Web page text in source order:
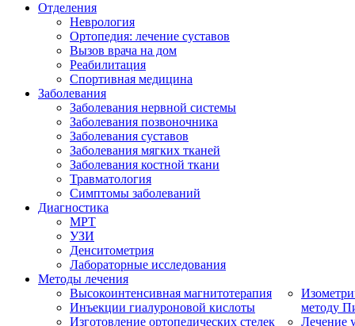
Отделения
Неврология
Ортопедия: лечение суставов
Вызов врача на дом
Реабилитация
Спортивная медицина
Заболевания
Заболевания нервной системы
Заболевания позвоночника
Заболевания суставов
Заболевания мягких тканей
Заболевания костной ткани
Травматология
Симптомы заболеваний
Диагностика
МРТ
УЗИ
Денситометрия
Лабораторные исследования
Методы лечения
Высокоинтенсивная магнитотерапия
Инъекции гиалуроновой кислоты
Изготовление ортопедических стелек
методу
Лечение